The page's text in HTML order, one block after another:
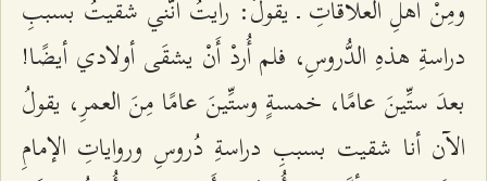
ومِنْ أهلِ العلاقاتِ ـ يقولُ: رأيتُ أنَّني شقيتُ بسببِ
دراسةِ هذهِ الدُّروسِ، فلم أُردْ أَنْ يشقَى أولادي أيضًا!
بعدَ ستِّينَ عامًا، خمسةٍ وستِّينَ عامًا مِنَ العمرِ، يقولُ
الآن أنا شقيت بسببِ دراسةِ دُروسِ ورواياتِ الإمامِ